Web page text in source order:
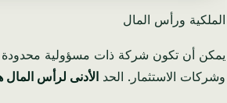
الملكية ورأس المال
يمكن أن تكون شركة ذات مسؤولية
وشركات الاستثمار. الحد الأدنى لرأس المال هو 1 دينار